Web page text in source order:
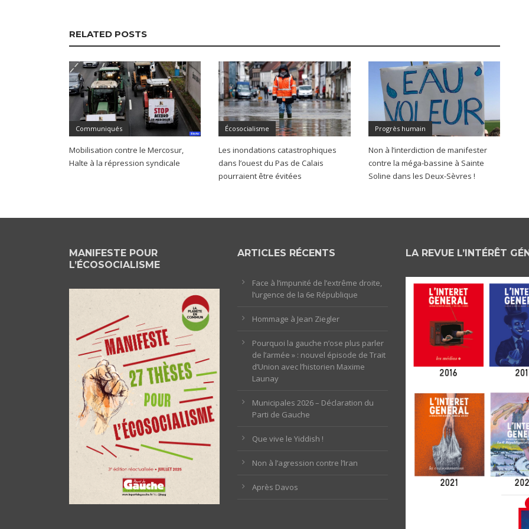
RELATED POSTS
Communiqués
Mobilisation contre le Mercosur,
Halte à la répression syndicale
Écosocialisme
Les inondations catastrophiques
dans l’ouest du Pas de Calais
pourraient être évitées
Progrès humain
Non à l’interdiction de manifester
contre la méga-bassine à Sainte
Soline dans les Deux-Sèvres !
MANIFESTE POUR
L’ÉCOSOCIALISME
ARTICLES RÉCENTS
Face à l’impunité de l’extrême droite,
l’urgence de la 6e République
Hommage à Jean Ziegler
Pourquoi la gauche n’ose plus parler
de l’armée » : nouvel épisode de Trait
d’Union avec l’historien Maxime
Launay
Municipales 2026 – Déclaration du
Parti de Gauche
Que vive le Yiddish !
Non à l’agression contre l’Iran
Après Davos
LA REVUE L’INTÉRÊT